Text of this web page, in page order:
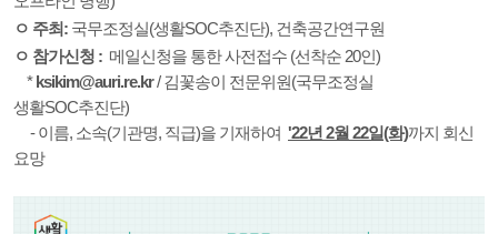
ㅇ 주최: 국무조정실(생활SOC추진단), 건축공간연구원
ㅇ 참가신청 : 메일신청을 통한 사전접수 (선착순 20인)
* ksikim@auri.re.kr/ 김꽃송이 전문위원(국무조정실
생활SOC추진단)
- 이름, 소속(기관명, 직급)을 기재하여 '22년 2월 22일(화)까지 회신
요망